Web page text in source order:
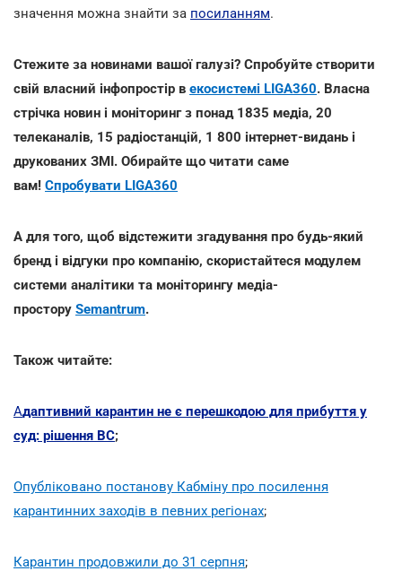
значення можна знайти за посиланням.
Стежите за новинами вашої галузі? Спробуйте створити
свій власний інфопростір в екосистемі LIGA360. Власна
стрічка новин і моніторинг з понад 1835 медіа, 20
телеканалів, 15 радіостанцій, 1 800 інтернет-видань і
друкованих ЗМІ. Обирайте що читати саме
вам! Спробувати LIGA360
А для того, щоб відстежити згадування про будь-який
бренд і відгуки про компанію, скористайтеся модулем
системи аналітики та моніторингу медіа-
простору Semantrum.
Також читайте:
Адаптивний карантин не є перешкодою для прибуття у
суд: рішення ВС;
Опубліковано постанову Кабміну про посилення
карантинних заходів в певних регіонах;
Карантин продовжили до 31 серпня;